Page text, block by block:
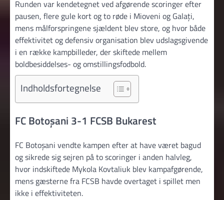
Runden var kendetegnet ved afgørende scoringer efter
pausen, flere gule kort og to røde i Mioveni og Galați,
mens målforspringene sjældent blev store, og hvor både
effektivitet og defensiv organisation blev udslagsgivende
i en række kampbilleder, der skiftede mellem
boldbesiddelses- og omstillingsfodbold.
Indholdsfortegnelse
FC Botoșani 3-1 FCSB Bukarest
FC Botoșani vendte kampen efter at have været bagud
og sikrede sig sejren på to scoringer i anden halvleg,
hvor indskiftede Mykola Kovtaliuk blev kampafgørende,
mens gæsterne fra FCSB havde overtaget i spillet men
ikke i effektiviteten.